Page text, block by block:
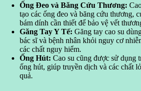
Ống Đeo và Băng Cứu Thương:
tạo các ống đeo và băng cứu thương,
bám dính cần thiết để bảo vệ vết
Găng Tay Y Tế: Găng tay cao su
bác sĩ và bệnh nhân khỏi nguy cơ
các chất nguy hiểm.
Ống Hút: Cao su cũng được sử dụng
ống hút, giúp truyền dịch và các chất
quả.